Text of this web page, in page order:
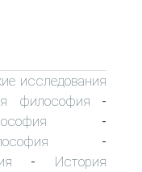
исследования
философия -
-
-
- История